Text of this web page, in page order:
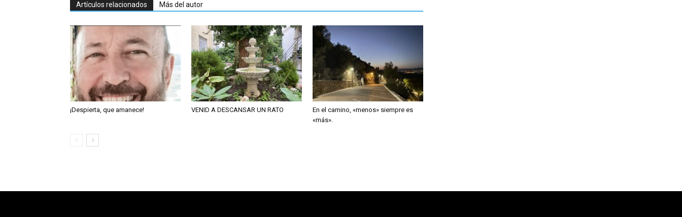
Artículos relacionados Más del autor
¡Despierta, que amanece! VENID A DESCANSAR UN RATO
En el camino, «menos» siempre es
«más».